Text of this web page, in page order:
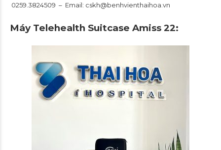
0259.3824509 – Email: cskh@benhvienthaihoa.vn
Máy Telehealth Suitcase Amiss 22: